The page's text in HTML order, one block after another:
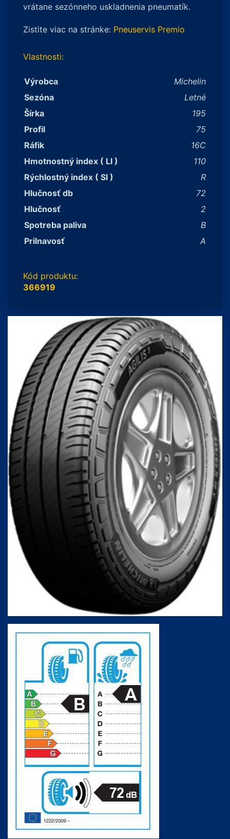
vrátane sezónneho uskladnenia pneumatík.
Zistite viac na stránke: Pneuservis Premio
Vlastnosti:
Výrobca
Michelin
Sezóna
Letné
Šírka
195
Profil
75
Ráfik
16C
Hmotnostný index ( LI )
110
Rýchlostný index ( SI )
R
Hlučnosť db
72
Hlučnosť
2
Spotreba paliva
B
Prilnavosť
A
Kód produktu:
366919